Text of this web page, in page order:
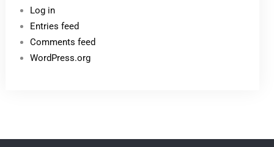
Log in
Entries feed
Comments feed
WordPress.org